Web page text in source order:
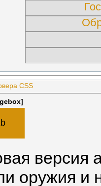
CSS
версия
оружия и